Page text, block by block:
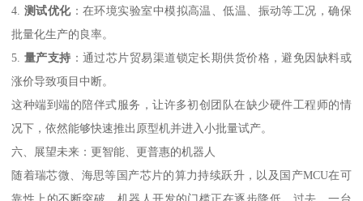
4. 测试优化：在环境实验室中模拟高温、低温、振动等工况，确保
批量化生产的良率。
5. 量产支持 ：通过芯片贸易渠道锁定长期供货价格，避免因缺料或
涨价导致项目中断。
这种端到端的陪伴式服务，让许多初创团队在缺少硬件工程师的情
况下，依然能够快速推出原型机并进入小批量试产。
六、展望未来：更智能、更普惠的机器人
随着瑞芯微、海思等国产芯片的算力持续跃升，以及国产MCU在可